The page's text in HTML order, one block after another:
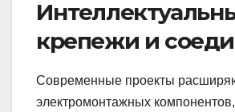
крепежи и
Современные проекты
электромонтажных